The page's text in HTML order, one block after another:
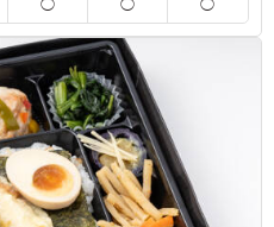
もするがお弁当だからよい
お弁当としてこの時期選ぶ
また機会があれば注文しま
›役員会
◯ ◯ ◯